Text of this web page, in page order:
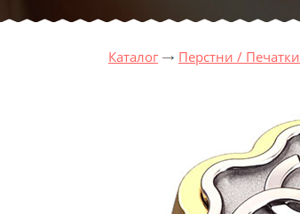
Каталог Перстни / Печатки